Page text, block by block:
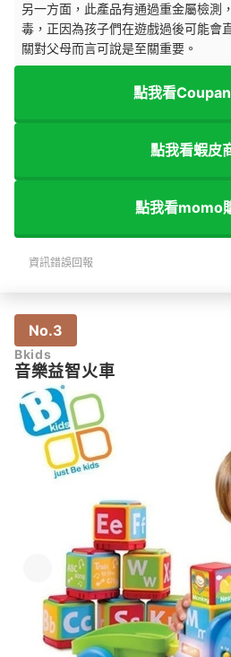
另一方面，此產品有通過重金屬檢測
毒，正因為孩子們在遊戲過後可能會
關對父母而言可說是至關重要。
點我看
點我看蝦皮
點我看momo
資訊錯誤回報
No.3
Bkids
音樂益智火車